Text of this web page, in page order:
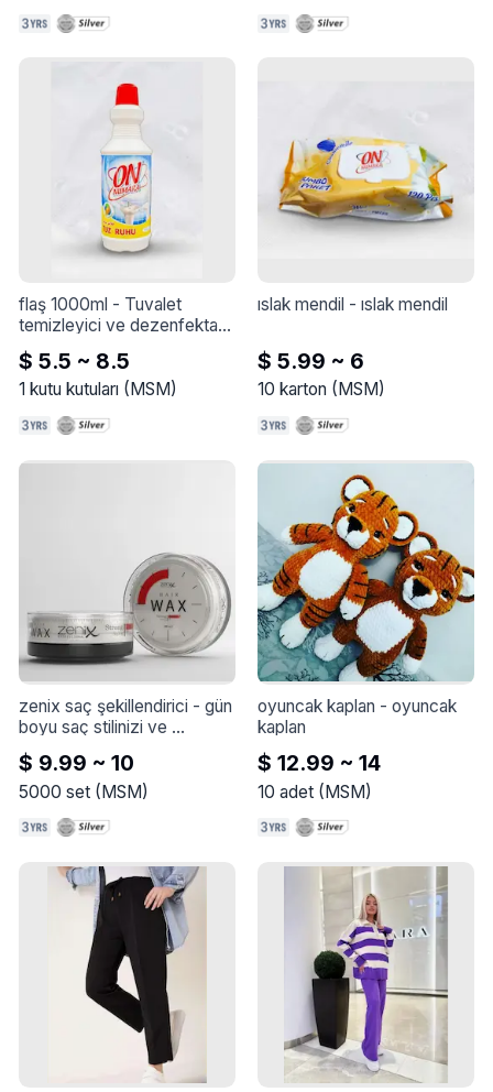
flaş 1000ml - Tuvalet
temizleyici ve dezenfektan
sararma, pas, organik kir ve
hoş olmayan kokuları giderir.
$ 5.5 ~ 8.5
1 kutu kutuları ( MSM)
ıslak mendil - ıslak mendil
$ 5.99 ~ 6
10 karton ( MSM)
zenix saç şekillendirici - gün
boyu saç stilinizi ve
parlaklığınızı korurken, gün
boyu tekrar uygulamanıza
gerek kalmadan saçlarınızı
yeniden şekillendirmenizi
$ 9.99 ~ 10
5000 set(MSM)
oyuncak kaplan - oyuncak
kaplan
$ 12.99 ~ 14
10 adet (MSM)